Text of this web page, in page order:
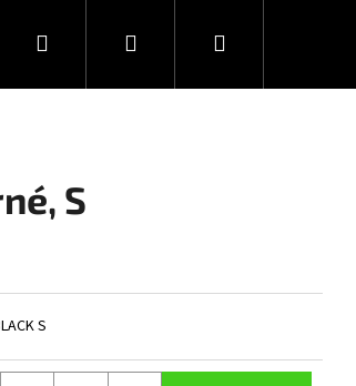
SNAKESUB & DES DÁRKOVÉ
Hledat PřihlášeníNákupní
S
S